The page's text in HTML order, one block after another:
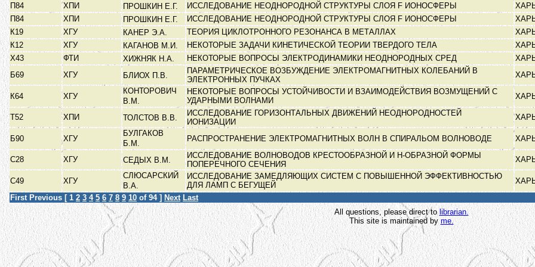
П84 ХПИ ПРОШКИН Е.Г. ИССЛЕДОВАНИЕ НЕОДНОРОДНОЙ СТРУКТУРЫ СЛОЯ F ИОНОСФЕРЫ
П84
ХПИ ПРОШКИН Е.Г. ИССЛЕДОВАНИЕ НЕОДНОРОДНОЙ СТРУКТУРЫ СЛОЯ F ИОНОСФЕРЫ
К19
ХГУ КАНЕР Э.А. ТЕОРИЯ ЦИКЛОТРОННОГО РЕЗОНАНСА В МЕТАЛЛАХ
К12
ХГУ КАГАНОВ М.И. НЕКОТОРЫЕ ЗАДАЧИ КИНЕТИЧЕСКОЙ ТЕОРИИ ТВЕРДОГО ТЕЛА
Х43
ФТИ ХИЖНЯК Н.А. НЕКОТОРЫЕ ВОПРОСЫ ЭЛЕКТРОДИНАМИКИ НЕОДНОРОДНЫХ СРЕД
Б69
ХГУ БЛИОХ П.В.
ПАРАМЕТРИЧЕСКОЕ ВОЗБУЖДЕНИЕ ЭЛЕКТРОМАГНИТНЫХ КОЛЕБАНИЙ В
ЭЛЕКТРОННЫХ ПУЧКАХ
К64 ХГУ
КОНТОРОВИЧ
В.М.
НЕКОТОРЫЕ ВОПРОСЫ УСТОЙЧИВОСТИ И ВЗАИМОДЕЙСТВИЯ ВОЗМУЩЕНИЙ С
УДАРНЫМИ ВОЛНАМИ
Т52 ХПИ ТОЛСТОВ В.В.
ИССЛЕДОВАНИЕ ГОРИЗОНТАЛЬНЫХ ДВИЖЕНИЙ НЕОДНОРОДНОСТЕЙ
ИОНИЗАЦИИ
Б90 ХГУ
БУЛГАКОВ
Б.М.
РАСПРОСТРАНЕНИЕ ЭЛЕКТРОМАГНИТНЫХ ВОЛН В СПИРАЛЬОМ ВОЛНОВОДЕ
С28 ХГУ СЕДЫХ В.М.
ИССЛЕДОВАНИЕ ВОЛНОВОДОВ КРЕСТООБРАЗНОЙ И Н-ОБРАЗНОЙ ФОРМЫ
ПОПЕРЕЧНОГО СЕЧЕНИЯ
С49 ХГУ
СЛЮСАРСКИЙ
В.А.
ИССЛЕДОВАНИЕ ЗАМЕДЛЯЮЩИХ СИСТЕМ С ПОВЫШЕННОЙ ЭФФЕКТИВНОСТЬЮ
ДЛЯ ЛАМП С БЕГУЩЕЙ
First Previous [ 1 2 3 4 5 6 7 8 9 10 of 94 ] Next Last
All questions, please direct tolibrarian.
This site is maintained by me.